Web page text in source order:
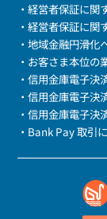
・経営者保証に関
・経営者保証に関
・地域金融円滑化
・お客さま本位の
・信用金庫電子
・信用金庫電子決
・信用金庫電子決
・Bank Pay 取引